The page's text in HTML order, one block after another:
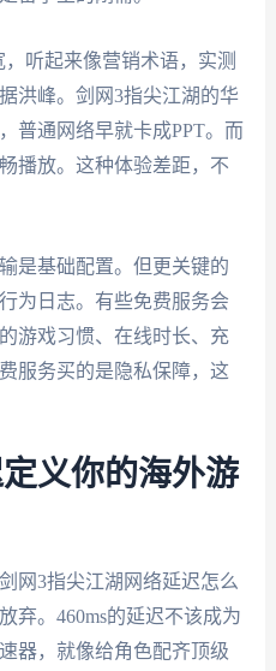
听起来像营销术语，实测
洪峰。剑网3指尖江湖的华
普通网络早就卡成PPT。而
播放。这种体验差距，不
是基础配置。但更关键的
为日志。有些免费服务会
游戏习惯、在线时长、充
服务买的是隐私保障，这
义你的海外游
网3指尖江湖网络延迟怎么
弃。460ms的延迟不该成为
器，就像给角色配齐顶级